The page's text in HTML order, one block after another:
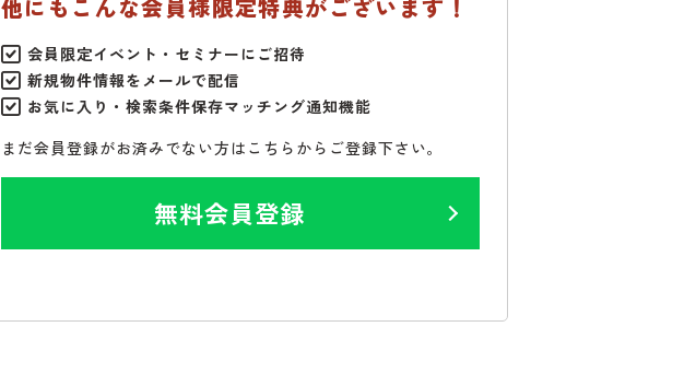
他にもこんな会員様限定特典がございます！
会員限定イベント・セミナーにご招待
新規物件情報をメールで配信
お気に入り・検索条件保存マッチング通知機能
まだ会員登録がお済みでない方はこちらからご登録下さい。
無料会員登録